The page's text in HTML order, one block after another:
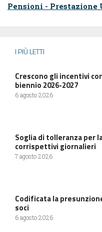
Pensioni -
I PIÙ LETTI
Crescono gli incentivi
biennio 2026-2027
6 agosto 2026
Soglia di tolleranza per
corrispettivi giornalieri
7 agosto 2026
Codificata la
soci
6 agosto 2026